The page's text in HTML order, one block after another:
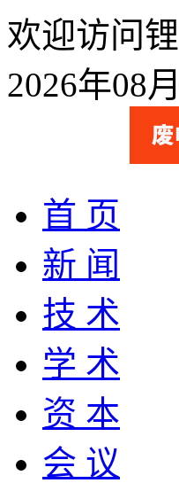
欢迎访问
2026年08
首 页
新 闻
技 术
学 术
资 本
会 议